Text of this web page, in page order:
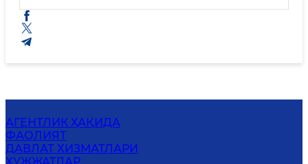
АГЕНТЛИК ҲАҚИДА
ФАОЛИЯТ
ДАВЛАТ ХИЗМАТЛАРИ